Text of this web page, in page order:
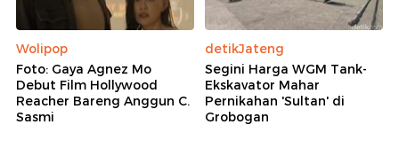
Wolipop
Foto: Gaya Agnez Mo
Debut Film Hollywood
Reacher Bareng Anggun C.
Sasmi
detikJateng
Segini Harga WGM Tank-
Ekskavator Mahar
Pernikahan 'Sultan' di
Grobogan